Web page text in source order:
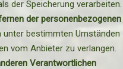
der Speicherung verarbeiten.
der personenbezogenen
unter bestimmten Umständen
vom Anbieter zu verlangen.
Verantwortlichen